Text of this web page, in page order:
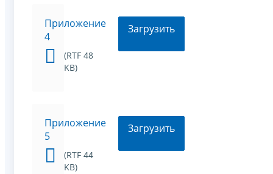
Приложение
4
(RTF 48
KB)
Загрузить
Приложение
5
(RTF 44
KB)
Загрузить